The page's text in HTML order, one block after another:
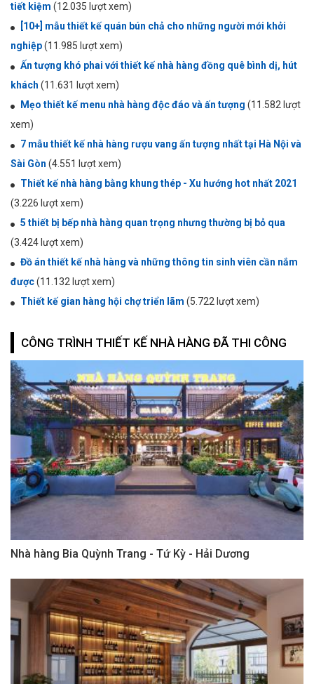
tiết kiệm (12.035 lượt xem)
[10+] mẫu thiết kế quán bún chả cho những người mới khởi
nghiệp(11.985 lượt xem)
Ấn tượng khó phai với thiết kế nhà hàng đồng quê bình dị, hút
khách (11.631 lượt xem)
Mẹo thiết kế menu nhà hàng độc đáo và ấn tượng (11.582 lượt
xem)
7 mẫu thiết kế nhà hàng rượu vang ấn tượng nhất tại Hà Nội và
Sài Gòn (4.551 lượt xem)
Thiết kế nhà hàng bằng khung thép - Xu hướng hot nhất 2021
(3.226 lượt xem)
5 thiết bị bếp nhà hàng quan trọng nhưng thường bị bỏ qua
(3.424 lượt xem)
Đồ án thiết kế nhà hàng và những thông tin sinh viên cần nắm
được(11.132 lượt xem)
Thiết kế gian hàng hội chợ triển lãm (5.722 lượt xem)
CÔNG TRÌNH THIẾT KẾ NHÀ HÀNG ĐÃ THI CÔNG
Nhà hàng Bia Quỳnh Trang - Tứ Kỳ - Hải Dương